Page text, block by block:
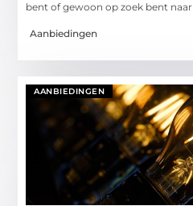
bent of gewoon op zoek bent
Aanbiedingen
AANBIEDINGEN